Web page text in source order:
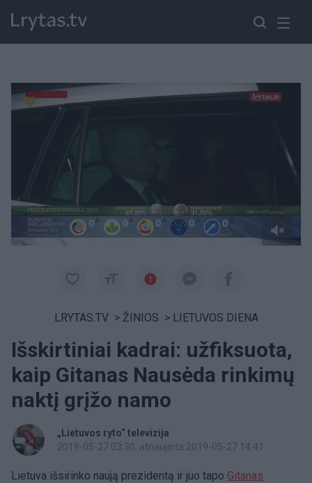
Paremkite Ukrainą
LRYTAS.TV > ŽINIOS > LIETUVOS DIENA
Išskirtiniai kadrai: užfiksuota,
kaip Gitanas Nausėda rinkimų
naktį grįžo namo
„Lietuvos ryto“ televizija
2019-05-27 03:30, atnaujinta 2019-05-27 14:41
Lietuva išsirinko naują prezidentą ir juo tapo Gitanas